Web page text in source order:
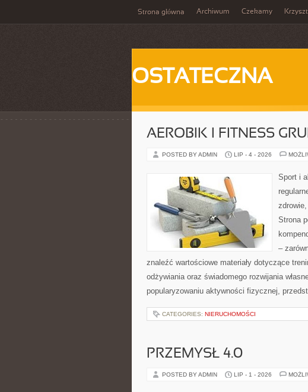
Strona główna Archiwum Czekamy
OSTATECZNA
AEROBIK I FITNESS
POSTED BY ADMIN LIP - 4 - 2026
Sport i
Strona
–
znaleźć wartościowe materiały dotyczące
odżywiania oraz świadomego rozwijania
popularyzowaniu aktywności fizycznej,
CATEGORIES: NIERUCHOMOŚCI
PRZEMYSŁ 4.0
POSTED BY ADMIN LIP - 1 - 2026